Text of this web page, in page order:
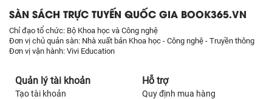
SÀN SÁCH TRỰC TUYẾN QUỐC GIA BOOK365.VN
Chỉ đạo tổ chức: Bộ Khoa học và Công nghệ
Đơn vị chủ quản sàn: Nhà xuất bản Khoa học - Công nghệ - Truyền thông
Đơn vị vận hành: Vivi Education
Quản lý tài khoản
Tạo tài khoản
Hỗ trợ
Quy định mua hàng